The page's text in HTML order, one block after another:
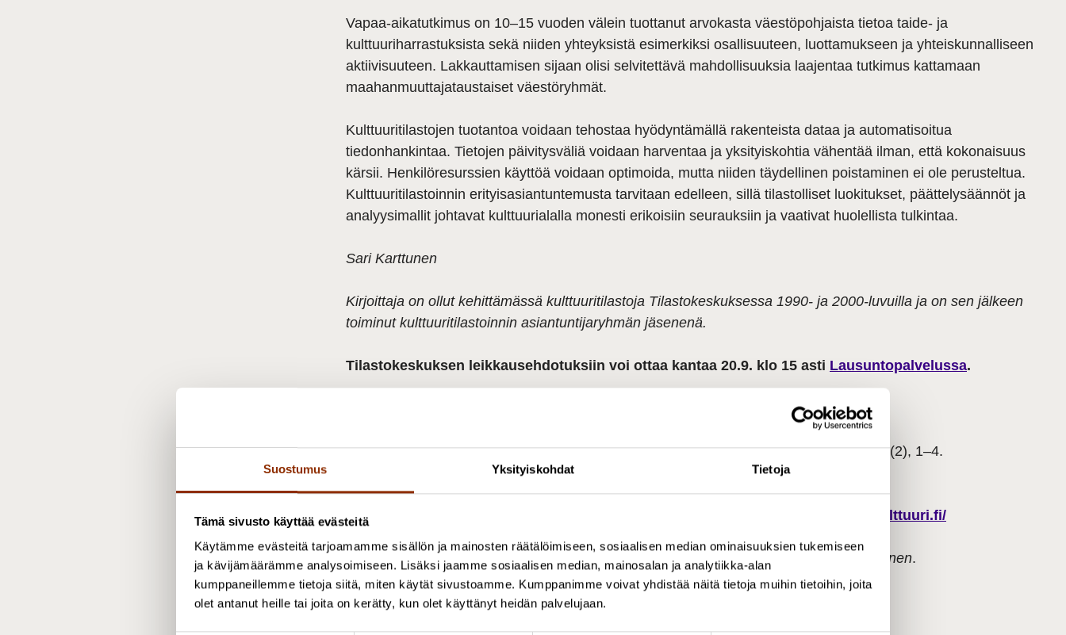
Suostumus Yksityiskohdat Tietoja
Tämä sivusto käyttää evästeitä
Käytämme evästeitä tarjoamamme sisällön ja mainosten räätälöimiseen, sosiaalisen median ominaisuuksien tukemiseen
ja kävijämäärämme analysoimiseen. Lisäksi jaamme sosiaalisen median, mainosalan ja analytiikka-alan
kumppaneillemme tietoja siitä, miten käytät sivustoamme. Kumppanimme voivat yhdistää näitä tietoja muihin tietoihin, joita
olet antanut heille tai joita on kerätty, kun olet käyttänyt heidän palvelujaan.
Vapaa-aikatutkimus on 10–15 vuoden välein tuottanut arvokasta väestöpohjaista tietoa taide- ja
kulttuuriharrastuksista sekä niiden yhteyksistä esimerkiksi osallisuuteen, luottamukseen ja yhteiskunnalliseen
aktiivisuuteen. Lakkauttamisen sijaan olisi selvitettävä mahdollisuuksia laajentaa tutkimus kattamaan
maahanmuuttajataustaiset väestöryhmät.
Kulttuuritilastojen tuotantoa voidaan tehostaa hyödyntämällä rakenteista dataa ja automatisoitua
tiedonhankintaa. Tietojen päivitysväliä voidaan harventaa ja yksityiskohtia vähentää ilman, että kokonaisuus
kärsii. Henkilöresurssien käyttöä voidaan optimoida, mutta niiden täydellinen poistaminen ei ole perusteltua.
Kulttuuritilastoinnin erityisasiantuntemusta tarvitaan edelleen, sillä tilastolliset luokitukset, päättelysäännöt ja
analyysimallit johtavat kulttuurialalla monesti erikoisiin seurauksiin ja vaativat huolellista tulkintaa.
Sari Karttunen
Kirjoittaja on ollut kehittämässä kulttuuritilastoja Tilastokeskuksessa 1990- ja 2000-luvuilla ja on sen jälkeen
toiminut kulttuuritilastoinnin asiantuntijaryhmän jäsenenä.
Tilastokeskuksen leikkausehdotuksiin voi ottaa kantaa 20.9. klo 15 asti Lausuntopalvelussa.
Jaakkola, M. (2024). Tarvitsemme tilastojen luomaa tietopohjaa.Kulttuurintutkimus,41(2), 1–4.
https://journal.fi/kulttuurintutkimus/article/view/145796
Kulttuurialan tilastotietoa visualisoituna https://www.taidejakulttuuri.fi/
Opetus- ja kulttuuriministeriö. (n.d.) Kulttuuripolitiikan tilasto- ja tietoperustan kehittäminen.
https://okm.fi/kulttuuripolitiikan-tietoperusta